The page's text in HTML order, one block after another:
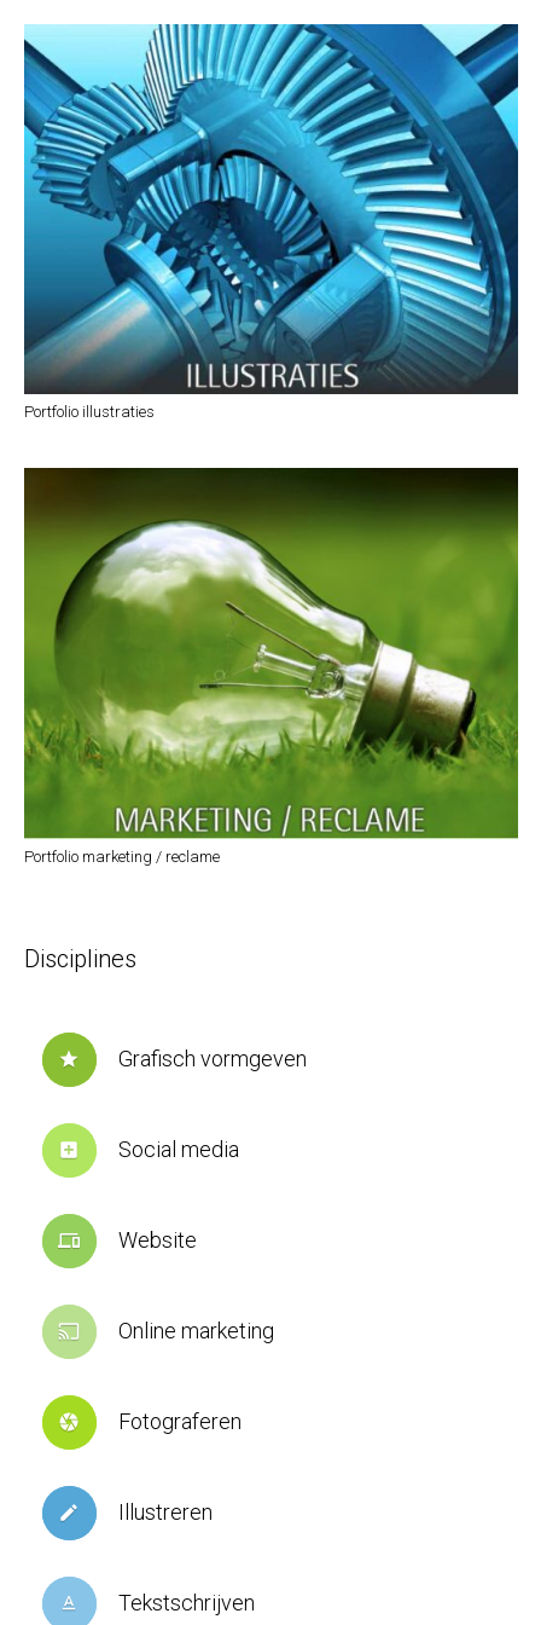
Portfolio illustraties
Portfolio marketing / reclame
Disciplines
star Grafisch vormgeven
add_box Social media
devices Website
cast Online marketing
camera Fotograferen
create Illustreren
text_format Tekstschrijven